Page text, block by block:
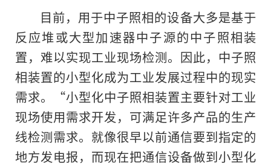
目前，用于中子照相的设备大多是基于
反应堆或大型加速器中子源的中子照相装
置，难以实现工业现场检测。因此，中子照
相装置的小型化成为工业发展过程中的现实
需求。“小型化中子照相装置主要针对工业
现场使用需求开发，可满足许多产品的生产
线检测需求。就像很早以前通信要到指定的
地方发电报，而现在把通信设备做到小型化